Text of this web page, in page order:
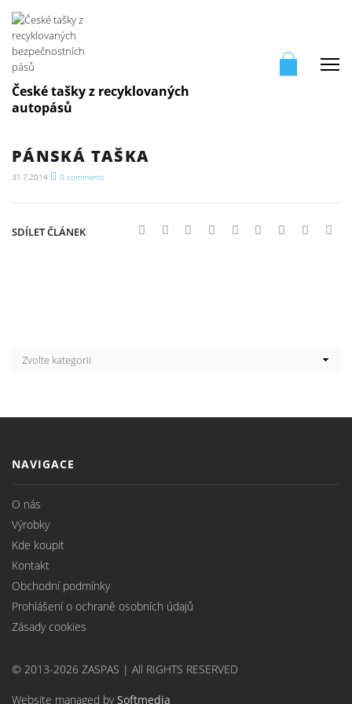
České tašky z recyklovaných
autopásů
PÁNSKÁ TAŠKA
31.7.2014 0 comments
SDÍLET ČLÁNEK
NAVIGACE
O nás
Výrobky
Kde koupit
Kontakt
Obchodní podmínky
Prohlášení o ochraně osobních údajů
Zásady cookies
© 2013-2026 ZASPAS | All RIGHTS RESERVED
Website managed bySoftmedia